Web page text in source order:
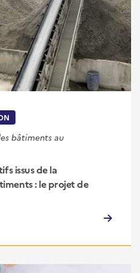
bâtiments au
issus de la
: le projet de